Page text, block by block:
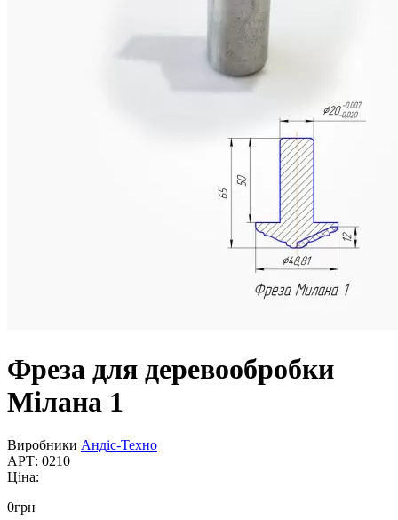
Фреза для деревообробки
Мілана 1
Виробники Андіс-Техно
АРТ: 0210
Ціна:
0грн